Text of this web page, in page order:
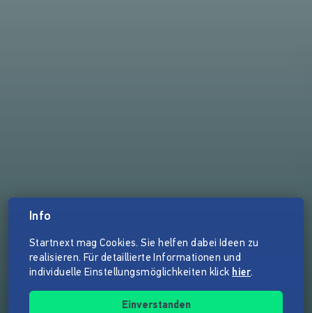
Info
Startnext mag Cookies. Sie helfen dabei Ideen zu
realisieren. Für detaillierte Informationen und
individuelle Einstellungsmöglichkeiten klick hier.
Einverstanden